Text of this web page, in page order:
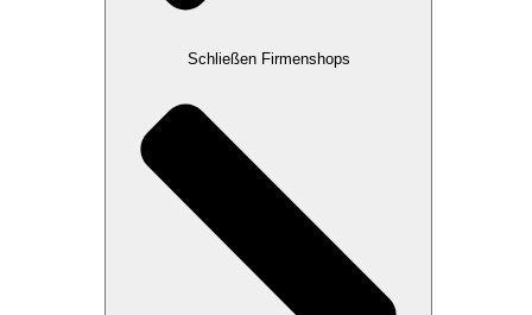
Schließen Firmenshops